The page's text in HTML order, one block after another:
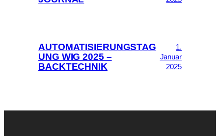
AUTOMATISIERUNGSTAG
UNG WIG 2025 –
BACKTECHNIK
1.
Januar
2025